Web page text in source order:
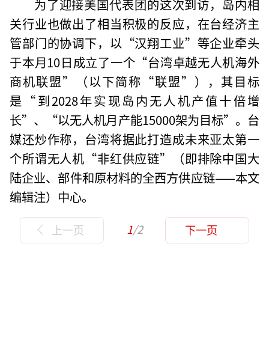
为了迎接美国代表团的这次到访，岛内相
关行业也做出了相当积极的反应，在台经济主
管部门的协调下，以“汉翔工业”等企业牵头
于本月10日成立了一个“台湾卓越无人机海外
商机联盟”（以下简称“联盟”），其目标
是“到2028年实现岛内无人机产值十倍增
长”、“以无人机月产能15000架为目标”。台
媒还炒作称，台湾将据此打造成未来亚太第一
个所谓无人机“非红供应链”（即排除中国大
陆企业、部件和原材料的全西方供应链——本文
编辑注）中心。
上一页 1/2 下一页